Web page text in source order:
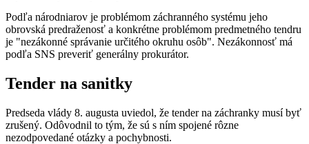
Podľa národniarov je problémom záchranného systému jeho
obrovská predraženosť a konkrétne problémom predmetného tendru
je "nezákonné správanie určitého okruhu osôb". Nezákonnosť má
podľa SNS preveriť generálny prokurátor.
Tender na sanitky
Predseda vlády 8. augusta uviedol, že tender na záchranky musí byť
zrušený. Odôvodnil to tým, že sú s ním spojené rôzne
nezodpovedané otázky a pochybnosti.